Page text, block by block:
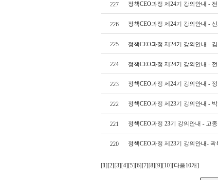
227 정책CEO과정 제24기 강의안내 -
226 정책CEO과정 제24기 강의안내 -
225 정책CEO과정 제24기 강의안내 -
224 정책CEO과정 제24기 강의안내 -
223 정책CEO과정 제24기 강의안내 -
222 정책CEO과정 제23기 강의안내 -
221 정책CEO과정 23기 강의안내 - 고
220 정책CEO과정 제23기 강의안내-
[1][2][3][4][5][6][7][8][9][10][다음10개]